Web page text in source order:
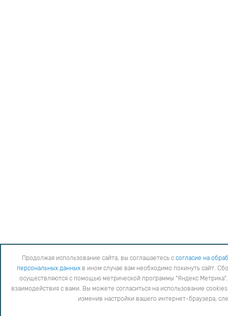
Продолжая использование сайта, вы соглашаетесь с согласие на
персональных данных в ином случае вам необходимо покинуть сайт.
осуществляются с помощью метрической программы "Яндекс
взаимодействия с вами. Вы можете согласиться на использование
изменив настройки вашего интернет-браузера,